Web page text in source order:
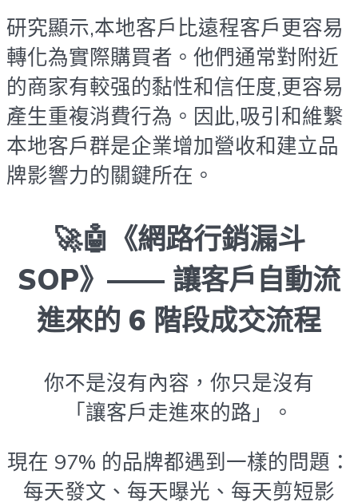
研究顯示,本地客戶比遠程客戶更容易
轉化為實際購買者。他們通常對附近
的商家有較强的黏性和信任度,更容易
產生重複消費行為。因此,吸引和維繫
本地客戶群是企業增加營收和建立品
牌影響力的關鍵所在。
🚀🤖《網路行銷漏斗
SOP》—— 讓客戶自動流
進來的 6 階段成交流程
你不是沒有內容，你只是沒有
「讓客戶走進來的路」。
現在 97% 的品牌都遇到一樣的問題：
每天發文、每天曝光、每天剪短影